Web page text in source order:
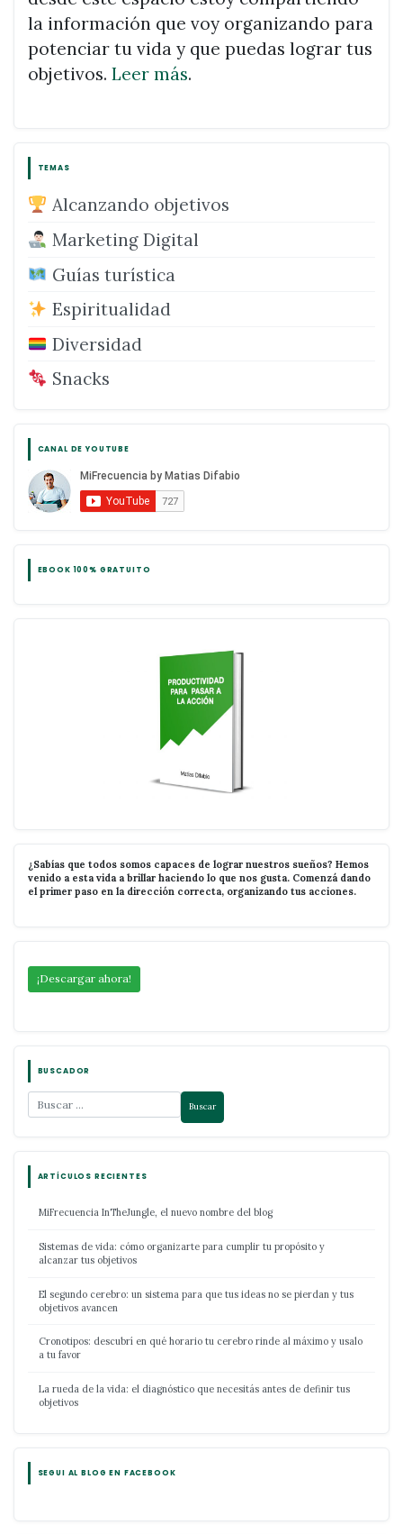
la información que voy organizando para
potenciar tu vida y que puedas lograr tus
objetivos. Leer más.
TEMAS
Alcanzando objetivos
Marketing Digital
Guías turística
Espiritualidad
Diversidad
Snacks
CANAL DE YOUTUBE
EBOOK 100% GRATUITO
¿Sabías que todos somos capaces de lograr nuestros sueños? Hemos
venido a esta vida a brillar haciendo lo que nos gusta. Comenzá dando
el primer paso en la dirección correcta, organizando tus acciones.
¡Descargar ahora!
BUSCADOR
ARTÍCULOS RECIENTES
MiFrecuencia InTheJungle, el nuevo nombre del blog
Sistemas de vida: cómo organizarte para cumplir tu propósito y
alcanzar tus objetivos
El segundo cerebro: un sistema para que tus ideas no se pierdan y tus
objetivos avancen
Cronotipos: descubrí en qué horario tu cerebro rinde al máximo y usalo
a tu favor
La rueda de la vida: el diagnóstico que necesitás antes de definir tus
objetivos
SEGUI AL BLOG EN FACEBOOK